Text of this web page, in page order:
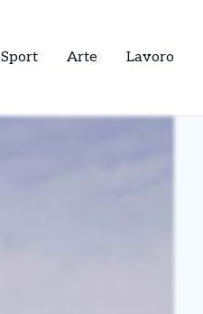
Sport Arte Lavoro